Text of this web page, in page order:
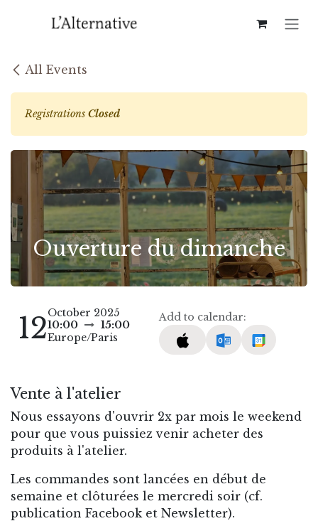
All Events
Registrations Closed
Ouverture du dimanche
12October 2025
10:00
15:00
Europe/Paris
Add to calendar:
Vente à l'atelier
Nous essayons d'ouvrir 2x par mois le weekend
pour que vous puissiez venir acheter des
produits à l'atelier.
Les commandes sont lancées en début de
semaine et clôturées le mercredi soir (cf.
publication Facebook et Newsletter).